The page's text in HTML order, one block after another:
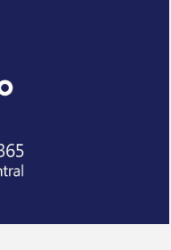
forplejning,